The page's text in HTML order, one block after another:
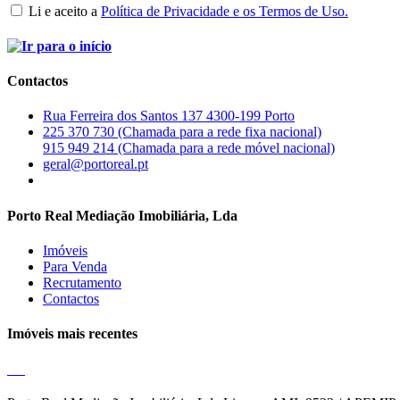
Li e aceito a Política de Privacidade e os Termos de Uso.
Contactos
Rua Ferreira dos Santos 137 4300-199 Porto
225 370 730 (Chamada para a rede fixa nacional)
915 949 214 (Chamada para a rede móvel nacional)
geral@portoreal.pt
Porto Real Mediação Imobiliária, Lda
Imóveis
Para Venda
Recrutamento
Contactos
Imóveis mais recentes